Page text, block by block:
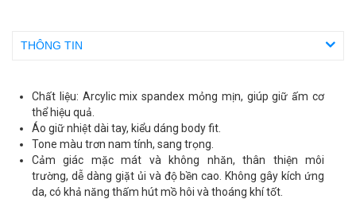
THÔNG TIN
Chất liệu: Arcylic mix spandex mỏng mịn, giúp giữ ấm cơ
thể hiệu quả.
Áo giữ nhiệt dài tay, kiểu dáng body fit.
Tone màu trơn nam tính, sang trọng.
Cảm giác mặc mát và không nhăn, thân thiện môi
trường, dễ dàng giặt ủi và độ bền cao. Không gây kích ứng
da, có khả năng thấm hút mồ hôi và thoáng khí tốt.